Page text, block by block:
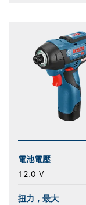
電池電壓
12.0 V
扭力，最大